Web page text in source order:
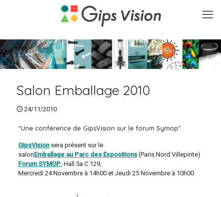
Salon Emballage 2010
24/11/2010
"Une conférence de GipsVision sur le forum Symop"
GipsVisionsera présent sur le
salonEmballage au Parc des Expositions(Paris Nord Villepinte)
Forum SYMOP, Hall 5a C 129,
Mercredi 24 Novembre à 14h00 et Jeudi 25 Novembre à 10h00